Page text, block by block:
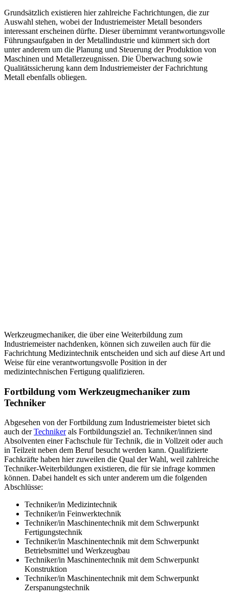
Grundsätzlich existieren hier zahlreiche Fachrichtungen, die zur
Auswahl stehen, wobei der Industriemeister Metall besonders
interessant erscheinen dürfte. Dieser übernimmt verantwortungsvolle
Führungsaufgaben in der Metallindustrie und kümmert sich dort
unter anderem um die Planung und Steuerung der Produktion von
Maschinen und Metallerzeugnissen. Die Überwachung sowie
Qualitätssicherung kann dem Industriemeister der Fachrichtung
Metall ebenfalls obliegen.
Werkzeugmechaniker, die über eine Weiterbildung zum
Industriemeister nachdenken, können sich zuweilen auch für die
Fachrichtung Medizintechnik entscheiden und sich auf diese Art und
Weise für eine verantwortungsvolle Position in der
medizintechnischen Fertigung qualifizieren.
Fortbildung vom Werkzeugmechaniker zum
Techniker
Abgesehen von der Fortbildung zum Industriemeister bietet sich
auch derTechnikerals Fortbildungsziel an. Techniker/innen sind
Absolventen einer Fachschule für Technik, die in Vollzeit oder auch
in Teilzeit neben dem Beruf besucht werden kann. Qualifizierte
Fachkräfte haben hier zuweilen die Qual der Wahl, weil zahlreiche
Techniker-Weiterbildungen existieren, die für sie infrage kommen
können. Dabei handelt es sich unter anderem um die folgenden
Abschlüsse:
Techniker/in Medizintechnik
Techniker/in Feinwerktechnik
Techniker/in Maschinentechnik mit dem Schwerpunkt
Fertigungstechnik
Techniker/in Maschinentechnik mit dem Schwerpunkt
Betriebsmittel und Werkzeugbau
Techniker/in Maschinentechnik mit dem Schwerpunkt
Konstruktion
Techniker/in Maschinentechnik mit dem Schwerpunkt
Zerspanungstechnik